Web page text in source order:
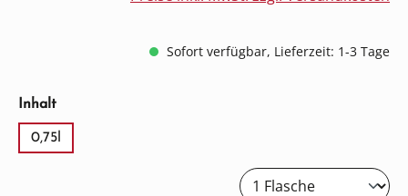
Sofort verfügbar, Lieferzeit: 1-3 Tage
Inhaltauswählen
0,75l